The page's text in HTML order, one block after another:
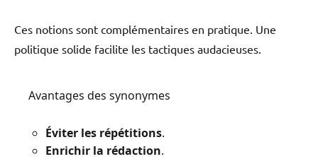
Ces notions sont complémentaires en pratique. Une
politique solide facilite les tactiques audacieuses.
Avantages des synonymes
Éviter les répétitions.
Enrichir la rédaction.